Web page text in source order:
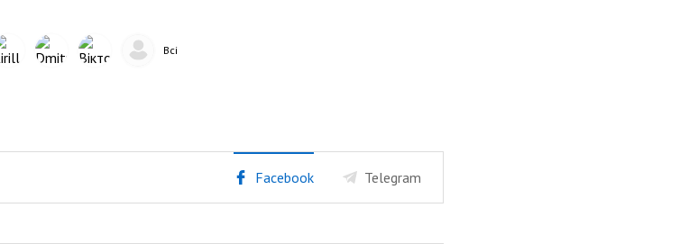
Всі
Facebook Telegram